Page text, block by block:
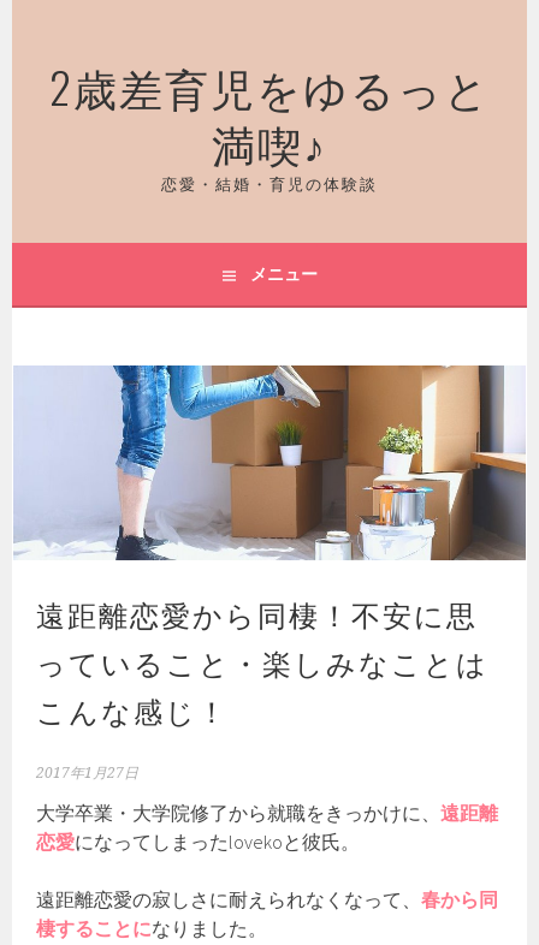
ッ
2歳差育児をゆるっと
満喫♪
恋愛・結婚・育児の体験談
メニュー
遠距離恋愛から同棲！不安に思
っていること・楽しみなことは
こんな感じ！
2017年1月27日
大学卒業・大学院修了から就職をきっかけに、遠距離
恋愛になってしまったlovekoと彼氏。
遠距離恋愛の寂しさに耐えられなくなって、春から同
棲することになりました。